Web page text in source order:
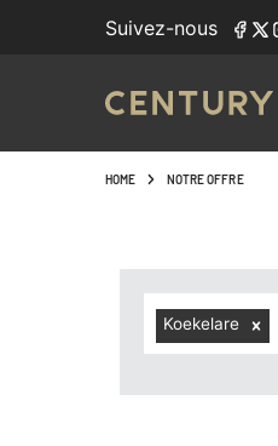
Suivez-nous
HOME NOTRE OFFRE
Koekelare
Navigated to Maison à